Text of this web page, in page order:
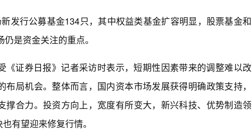
发行公募基金134只，其中权益类基金扩容明显，股票基金和
是资金关注的重点。
《证券日报》记者采访时表示，短期性因素带来的调整难以改
局机会。整体而言，国内资本市场发展获得明确政策支持，
撑合力。投资方向上，宽度有所变大，新兴科技、优势制造领
有望迎来修复行情。